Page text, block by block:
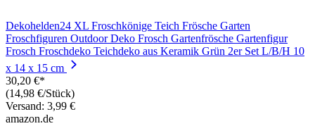
Dekohelden24 XL Froschkönige Teich Frösche Garten
Froschfiguren Outdoor Deko Frosch Gartenfrösche Gartenfigur
Frosch Froschdeko Teichdeko aus Keramik Grün 2er Set L/B/H 10
x 14 x 15 cm
30,20 €*
(14,98 €/Stück)
Versand: 3,99 €
amazon.de